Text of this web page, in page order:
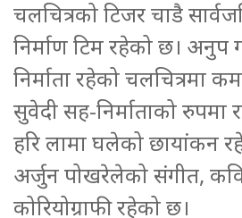
चलचित्रको टिजर चाडै
निर्माण टिम रहेको छ। अनुप
निर्माता रहेको चलचित्रमा
सुवेदी सह-निर्माताको रुपमा
हरि लामा घलेको छायांकन
अर्जुन पोखरेलेको संगीत,
कोरियोग्राफी रहेको छ।